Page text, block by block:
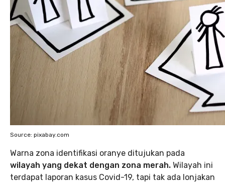
Source: pixabay.com
Warna zona identifikasi oranye ditujukan pada
wilayah yang dekat dengan zona merah. Wilayah ini
terdapat laporan kasus Covid-19, tapi tak ada lonjakan